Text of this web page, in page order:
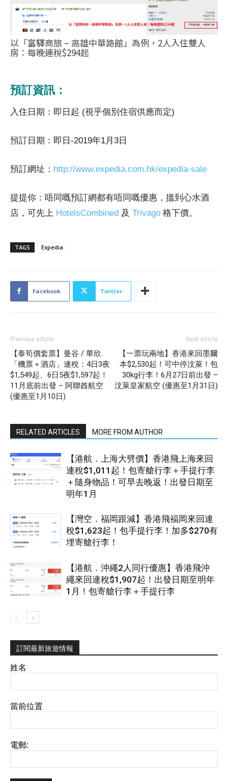
以「富驛商旅 – 高雄中華路館」為例，2人入住雙人
房：每晚連稅$294起
預訂資訊：
入住日期：即日起 (視乎個別住宿供應而定)
預訂日期：即日-2019年1月3日
預訂網址： http://www.expedia.com.hk/expedia-sale
提提你：唔同嘅預訂網都有唔同嘅優惠，搵到心水酒
店，可先上 HotelsCombined 及 Trivago 格下價。
TAGS Expedia
Facebook Twitter
Previous article
【泰筍價套票】曼谷 / 華欣
「機票＋酒店」連稅：4日3夜
$1,549起、6日5夜$1,597起！
11月底前出發 – 阿聯酋航空
(優惠至1月10日)
Next article
【一票玩兩地】香港來回墨爾
本$2,530起！可中停汶萊！包
30kg行李！6月27日前出發 –
汶萊皇家航空 (優惠至1月31日)
RELATED ARTICLES MORE FROM AUTHOR
【港航．上海大劈價】香港飛上海來回
連稅$1,011起！包寄艙行李＋手提行李
＋隨身物品！可早去晚返！出發日期至
明年1月
【灣空．福岡跟減】香港飛福岡來回連
稅$1,623起！包手提行李！加多$270有
埋寄艙行李！
【港航．沖繩2人同行優惠】香港飛沖
繩來回連稅$1,907起！出發日期至明年
1月！包寄艙行李＋手提行李
訂閱最新旅遊情報
姓名
當前位置
電郵: